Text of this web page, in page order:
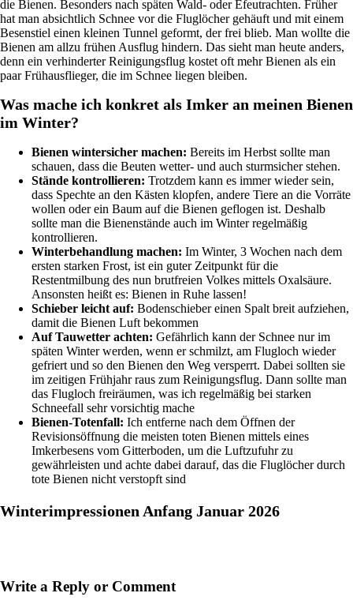
die Bienen. Besonders nach späten Wald- oder Efeutrachten. Früher
hat man absichtlich Schnee vor die Fluglöcher gehäuft und mit einem
Besenstiel einen kleinen Tunnel geformt, der frei blieb. Man wollte die
Bienen am allzu frühen Ausflug hindern. Das sieht man heute anders,
denn ein verhinderter Reinigungsflug kostet oft mehr Bienen als ein
paar Frühausflieger, die im Schnee liegen bleiben.
Was mache ich konkret als Imker an meinen Bienen
im Winter?
Bienen wintersicher machen: Bereits im Herbst sollte man
schauen, dass die Beuten wetter- und auch sturmsicher stehen.
Stände kontrollieren: Trotzdem kann es immer wieder sein,
dass Spechte an den Kästen klopfen, andere Tiere an die Vorräte
wollen oder ein Baum auf die Bienen geflogen ist. Deshalb
sollte man die Bienenstände auch im Winter regelmäßig
kontrollieren.
Winterbehandlung machen: Im Winter, 3 Wochen nach dem
ersten starken Frost, ist ein guter Zeitpunkt für die
Restentmilbung des nun brutfreien Volkes mittels Oxalsäure.
Ansonsten heißt es: Bienen in Ruhe lassen!
Schieber leicht auf: Bodenschieber einen Spalt breit aufziehen,
damit die Bienen Luft bekommen
Auf Tauwetter achten: Gefährlich kann der Schnee nur im
späten Winter werden, wenn er schmilzt, am Flugloch wieder
gefriert und so den Bienen den Weg versperrt. Dabei sollten sie
im zeitigen Frühjahr raus zum Reinigungsflug. Dann sollte man
das Flugloch freiräumen, was ich regelmäßig bei starken
Schneefall sehr vorsichtig mache
Bienen-Totenfall: Ich entferne nach dem Öffnen der
Revisionsöffnung die meisten toten Bienen mittels eines
Imkerbesens vom Gitterboden, um die Luftzufuhr zu
gewährleisten und achte dabei darauf, das die Fluglöcher durch
tote Bienen nicht verstopft sind
Winterimpressionen Anfang Januar 2026
Write a Reply or Comment